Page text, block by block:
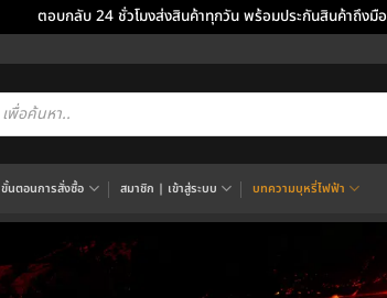
ตอบกลับ 24 ชั่วโมงส่งสินค้าทุกวัน พร้อมประกันสินค้าถึงมือ
ขั้นตอนการสั่งซื้อ สมาชิก | เข้าสู่ระบบ บทความบุหรี่ไฟฟ้า